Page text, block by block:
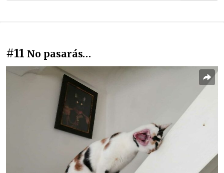
#11 No pasarás…